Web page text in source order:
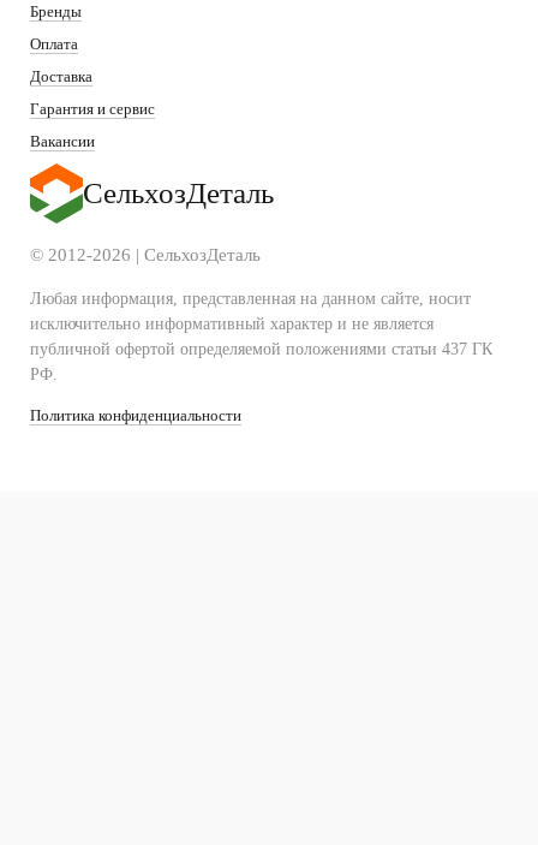
СельхозДеталь
© 2012-2026 | СельхозДеталь
Любая информация, представленная на данном сайте, носит
исключительно информативный характер и не является
публичной офертой определяемой положениями статьи 437 ГК
РФ.
Политика конфиденциальности
Бренды
Оплата
Доставка
Гарантия и сервис
Вакансии